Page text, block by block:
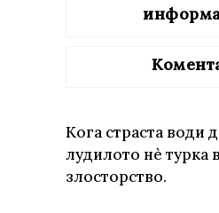
Кога страста води
лудилото нè турка
злосторство.